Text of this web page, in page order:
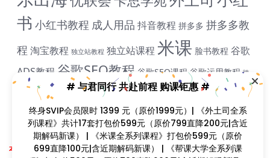
书 小红书教程 成人用品 抖音教程 拼多多 拼多多教
程 淘宝教程 独立站教程 独立站课程 米课 脸书教程 谷歌
ADS教程 谷歌SEO教程 谷歌SEO课程 谷歌运用教程 跨
阿里国际站雨课网雷子教程颜Sir飞橙教育
Copyright © 2023找课程网- All rights reserved
本站支持课程资源互换，优质课程资源互换请联系微信在线客服：zkcw598 (备
# 与君同行 共赴前程 购课钜惠 #
终身SVIP会员限时 1399 元（原价1999元）| 《外土司全系
列课程》共计17套打包价599元（原价799直降200元|含近
期解码新课） | 《米课全系列课程》打包价599元（原价
699直降100元|含近期解码新课） | 《帮课大学全系列课